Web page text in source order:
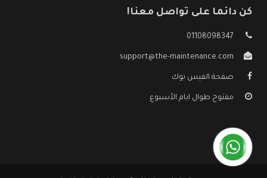
كن دائما على تواصل معنا!
01108098347
support@the-maintenance.com
صفحة الفيس بوك
مفتوح طوال ايام الأسبوع